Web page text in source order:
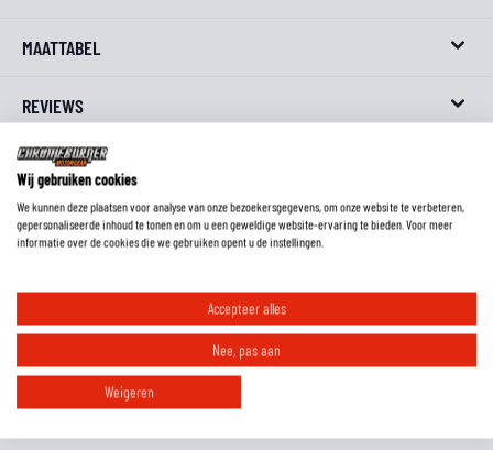
MAATTABEL
REVIEWS
FAQ
Moet ik motorlaarzen altijd een maat groter bestellen?
Welke laarzen zijn geschikt voor welk seizoen?
Wij gebruiken cookies
We kunnen deze plaatsen voor analyse van onze bezoekersgegevens, om onze website te verbeteren,
gepersonaliseerde inhoud te tonen en om u een geweldige website-ervaring te bieden. Voor meer
informatie over de cookies die we gebruiken opent u de instellingen.
Accepteer alles
Nee, pas aan
Weigeren